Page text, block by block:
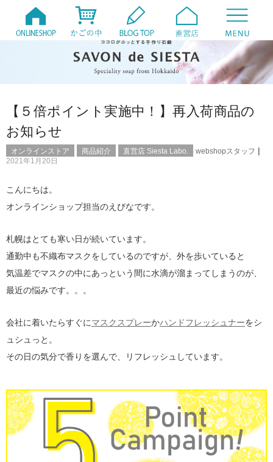
【５倍ポイント実施中！】再入荷商品の
お知らせ
オンラインストア 商品紹介 直営店 Siesta Labo. webshopスタッフ |
2021年1月20日
こんにちは。
オンラインショップ担当のえびなです。
札幌はとても寒い日が続いています。
通勤中も不織布マスクをしているのですが、外を歩いていると
気温差でマスクの中にあっという間に水滴が溜まってしまうのが、
最近の悩みです。。。
会社に着いたらすぐにマスクスプレーかハンドフレッシュナーをシ
ュシュっと。
その日の気分で香りを選んで、リフレッシュしています。